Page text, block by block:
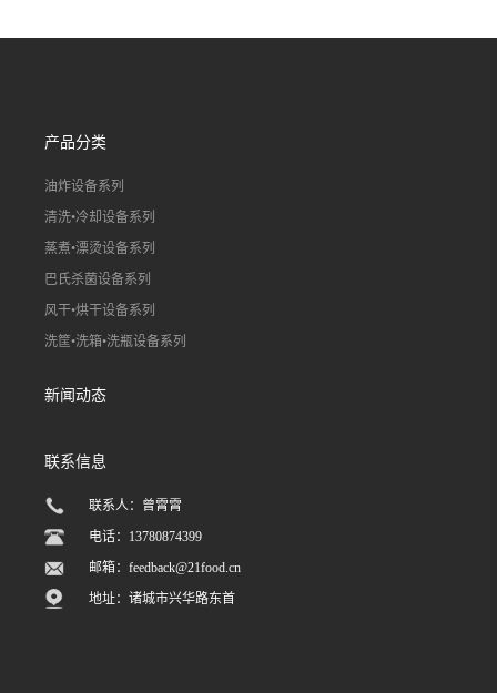
线）
线）
产品分类
油炸设备系列
清洗•冷却设备系列
蒸煮•漂烫设备系列
巴氏杀菌设备系列
风干•烘干设备系列
洗筐•洗箱•洗瓶设备系列
新闻动态
联系信息
联系人：曾霄霄
电话：13780874399
邮箱：feedback@21food.cn
地址：诸城市兴华路东首